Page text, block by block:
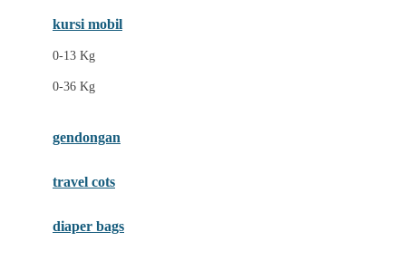
F
Felt So Sweet
Fisher Price
Gb
kursi mobil
0-13 Kg
0-36 Kg
gendongan
travel cots
diaper bags